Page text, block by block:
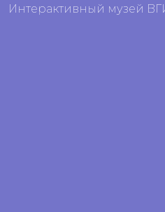
Интерактивный музей